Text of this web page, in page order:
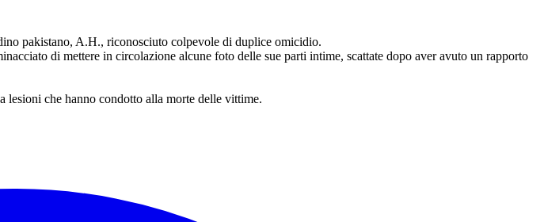
pakistano, A.H., riconosciuto colpevole di duplice omicidio.
di mettere in circolazione alcune foto delle sue parti intime, scattate dopo aver avuto un rapporto
lesioni che hanno condotto alla morte delle vittime.